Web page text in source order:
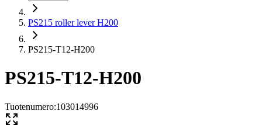
PS215 roller lever H200
PS215-T12-H200
PS215-T12-H200
Tuotenumero:103014996